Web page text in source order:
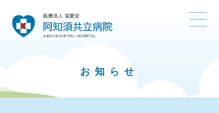
お知らせ